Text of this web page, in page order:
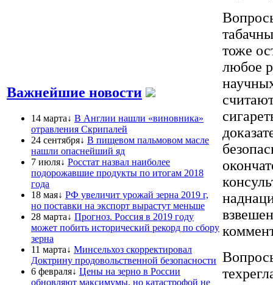
Важнейшие новости
14 марта↓ В Англии нашли «виновника»
отравления Скрипалей
24 сентября↓ В пищевом пальмовом масле
нашли опаснейший яд
7 июля↓ Росстат назвал наиболее
подорожавшие продукты по итогам 2018
года
18 мая↓ РФ увеличит урожай зерна 2019 г,
но поставки на экспорт вырастут меньше
28 марта↓ Прогноз. Россия в 2019 году
может побить исторический рекорд по сбору
зерна
11 марта↓ Минсельхоз скорректировал
Доктрину продовольственной безопасности
6 февраля↓ Цены на зерно в России
обновляют максимумы, но катастрофой не
тоже
любое